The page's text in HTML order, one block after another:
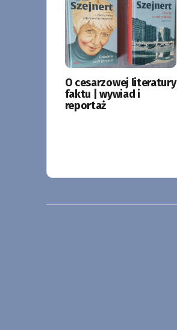
O cesarzowej literatury
faktu | wywiad i
reportaż